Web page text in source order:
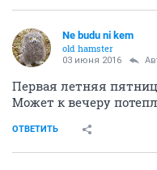
Ne budu ni kem
old hamster
03 июня 2016
Первая летняя
Может к вечеру
ОТВЕТИТЬ